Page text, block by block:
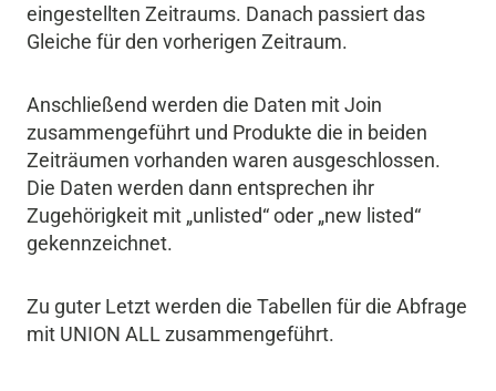
eingestellten Zeitraums. Danach passiert das
Gleiche für den vorherigen Zeitraum.
Anschließend werden die Daten mit Join
zusammengeführt und Produkte die in beiden
Zeiträumen vorhanden waren ausgeschlossen.
Die Daten werden dann entsprechen ihr
Zugehörigkeit mit „unlisted“ oder „new listed“
gekennzeichnet.
Zu guter Letzt werden die Tabellen für die Abfrage
mit UNION ALL zusammengeführt.